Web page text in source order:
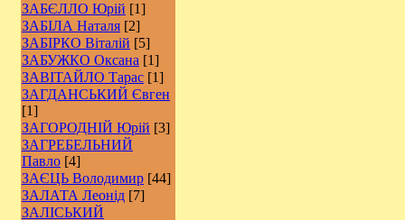
ЗАБЄЛЛО Юрій [1]
ЗАБІЛА Наталя [2]
ЗАБІРКО Віталій [5]
ЗАБУЖКО Оксана [1]
ЗАВІТАЙЛО Тарас [1]
ЗАГДАНСЬКИЙ Євген
[1]
ЗАГОРОДНІЙ Юрій [3]
ЗАГРЕБЕЛЬНИЙ
Павло [4]
ЗАЄЦЬ Володимир [44]
ЗАЛАТА Леонід [7]
ЗАЛІСЬКИЙ